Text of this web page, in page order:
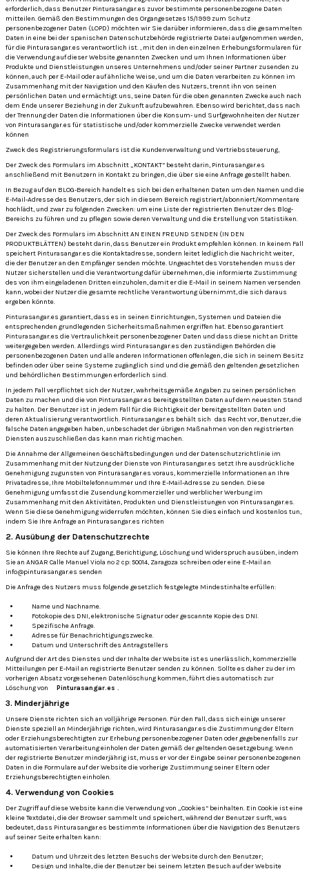
erforderlich, dass Benutzer Pinturasangar.es zuvor bestimmte personenbezogene Daten
mitteilen.Gemäß den Bestimmungen des Organgesetzes 15/1999 zum Schutz
personenbezogener Daten (LOPD) möchten wir Sie darüber informieren, dass die gesammelten
Daten in eine bei der spanischen Datenschutzbehörde registrierte Datei aufgenommen werden,
für die Pinturasangar.es verantwortlich ist. , mit den in den einzelnen Erhebungsformularen für
die Verwendung auf dieser Website genannten Zwecken und um Ihnen Informationen über
Produkte und Dienstleistungen unseres Unternehmens und/oder seiner Partner zusenden zu
können, auch per E-Mail oder auf ähnliche Weise, und um die Daten verarbeiten zu können im
Zusammenhang mit der Navigation und den Käufen des Nutzers, trennt ihn von seinen
persönlichen Daten und ermächtigt uns, seine Daten für die oben genannten Zwecke auch nach
dem Ende unserer Beziehung in der Zukunft aufzubewahren. Ebenso wird berichtet, dass nach
der Trennung der Daten die Informationen über die Konsum- und Surfgewohnheiten der Nutzer
von Pinturasangar.es für statistische und/oder kommerzielle Zwecke verwendet werden
können
Zweck des Registrierungsformulars ist die Kundenverwaltung und Vertriebssteuerung,
Der Zweck des Formulars im Abschnitt „KONTAKT“ besteht darin, Pinturasangar.es
anschließend mit Benutzern in Kontakt zu bringen, die über sie eine Anfrage gestellt haben.
In Bezug auf den BLOG-Bereich handelt es sich bei den erhaltenen Daten um den Namen und die
E-Mail-Adresse des Benutzers, der sich in diesem Bereich registriert/abonniert/Kommentare
hochlädt, und zwar zu folgenden Zwecken: um eine Liste der registrierten Benutzer des Blog-
Bereichs zu führen und zu pflegen sowie deren Verwaltung und die Erstellung von Statistiken.
Der Zweck des Formulars im Abschnitt AN EINEN FREUND SENDEN (IN DEN
PRODUKTBLÄTTEN) besteht darin, dass Benutzer ein Produkt empfehlen können. In keinem Fall
speichert Pinturasangar.es die Kontaktadresse, sondern leitet lediglich die Nachricht weiter,
die der Benutzer an den Empfänger senden möchte. Ungeachtet des Vorstehenden muss der
Nutzer sicherstellen und die Verantwortung dafür übernehmen, die informierte Zustimmung
des von ihm eingeladenen Dritten einzuholen, damit er die E-Mail in seinem Namen versenden
kann, wobei der Nutzer die gesamte rechtliche Verantwortung übernimmt, die sich daraus
ergeben könnte.
Pinturasangar.es garantiert, dass es in seinen Einrichtungen, Systemen und Dateien die
entsprechenden grundlegenden Sicherheitsmaßnahmen ergriffen hat. Ebenso garantiert
Pinturasangar.es die Vertraulichkeit personenbezogener Daten und dass diese nicht an Dritte
weitergegeben werden.Allerdings wird Pinturasangar.es den zuständigen Behörden die
personenbezogenen Daten und alle anderen Informationen offenlegen, die sich in seinem Besitz
befinden oder über seine Systeme zugänglich sind und die gemäß den geltenden gesetzlichen
und behördlichen Bestimmungen erforderlich sind.
In jedem Fall verpflichtet sich der Nutzer, wahrheitsgemäße Angaben zu seinen persönlichen
Daten zu machen und die von Pinturasangar.es bereitgestellten Daten auf dem neuesten Stand
zu halten. Der Benutzer ist in jedem Fall für die Richtigkeit der bereitgestellten Daten und
deren Aktualisierung verantwortlich. Pinturasangar.es behält sich das Recht vor, Benutzer, die
falsche Daten angegeben haben, unbeschadet der übrigen Maßnahmen von den registrierten
Diensten auszuschließen das kann man richtig machen.
Die Annahme der Allgemeinen Geschäftsbedingungen und der Datenschutzrichtlinie im
Zusammenhang mit der Nutzung der Dienste von Pinturasangar.es setzt Ihre ausdrückliche
Genehmigung zugunsten von Pinturasangar.es voraus, kommerzielle Informationen an Ihre
Privatadresse, Ihre Mobiltelefonnummer und Ihre E-Mail-Adresse zu senden. Diese
Genehmigung umfasst die Zusendung kommerzieller und werblicher Werbung im
Zusammenhang mit den Aktivitäten, Produkten und Dienstleistungen von Pinturasangar.es.
Wenn Sie diese Genehmigung widerrufen möchten, können Sie dies einfach und kostenlos tun,
indem Sie Ihre Anfrage an Pinturasangar.es richten
2. Ausübung der Datenschutzrechte
Sie können Ihre Rechte auf Zugang, Berichtigung, Löschung und Widerspruch ausüben, indem
Sie an ANGAR Calle Manuel Viola nº 2 cp: 50014, Zaragoza schreiben oder eine E-Mail an
info@pinturasangar.es senden
Die Anfrage des Nutzers muss folgende gesetzlich festgelegte Mindestinhalte erfüllen:
Name und Nachname.
Fotokopie des DNI, elektronische Signatur oder gescannte Kopie des DNI.
Spezifische Anfrage.
Adresse für Benachrichtigungszwecke.
Datum und Unterschrift des Antragstellers
Aufgrund der Art des Dienstes und der Inhalte der Website ist es unerlässlich, kommerzielle
Mitteilungen per E-Mail an registrierte Benutzer senden zu können. Sollte es daher zu der im
vorherigen Absatz vorgesehenen Datenlöschung kommen, führt dies automatisch zur
Löschung von
Pinturasangar.es .
3. Minderjährige
Unsere Dienste richten sich an volljährige Personen. Für den Fall, dass sich einige unserer
Dienste speziell an Minderjährige richten, wird Pinturasangar.es die Zustimmung der Eltern
oder Erziehungsberechtigten zur Erhebung personenbezogener Daten oder gegebenenfalls zur
automatisierten Verarbeitung einholen der Daten gemäß der geltenden Gesetzgebung.Wenn
der registrierte Benutzer minderjährig ist, muss er vor der Eingabe seiner personenbezogenen
Daten in die Formulare auf der Website die vorherige Zustimmung seiner Eltern oder
Erziehungsberechtigten einholen.
4. Verwendung von Cookies
Der Zugriff auf diese Website kann die Verwendung von „Cookies“ beinhalten. Ein Cookie ist eine
kleine Textdatei, die der Browser sammelt und speichert, während der Benutzer surft, was
bedeutet, dass Pinturasangar.es bestimmte Informationen über die Navigation des Benutzers
auf seiner Seite erhalten kann:
Datum und Uhrzeit des letzten Besuchs der Website durch den Benutzer;
Design und Inhalte, die der Benutzer bei seinem letzten Besuch auf der Website